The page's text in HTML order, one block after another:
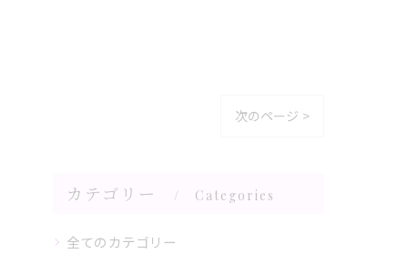
次のページ >
カテゴリー Categories
全てのカテゴリー